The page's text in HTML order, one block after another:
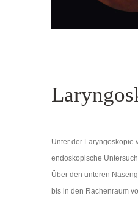
Unter der Laryngoskopie
endoskopische
Über den unteren
bis in den Rachenraum